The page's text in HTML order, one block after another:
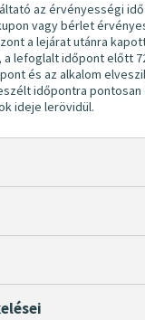
az érvényességi
vagy bérlet
a lejárat utánra
lefoglalt időpont előtt
és az alkalom
időpontra
ideje lerövidül.